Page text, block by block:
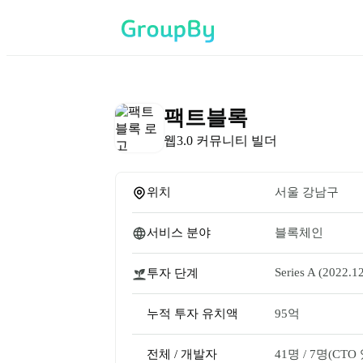
팩트블록
웹3.0 커뮤니티 빌더
위치 서울 강남구
서비스 분야 블록체인
투자 단계 Series A
누적 투자 유치액 95억
전체 / 개발자 41명 / 7명(CTO